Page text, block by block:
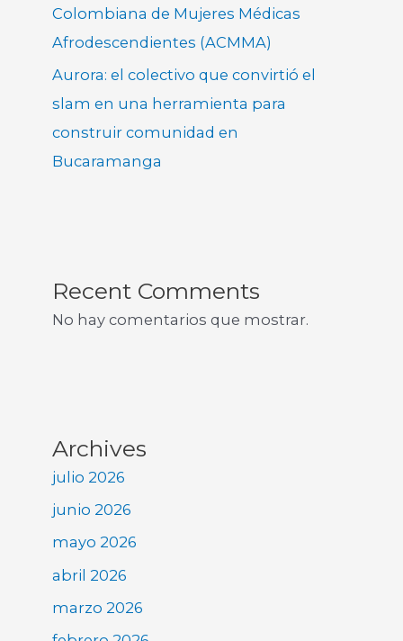
Colombiana de Mujeres Médicas
Afrodescendientes (ACMMA)
Aurora: el colectivo que convirtió el
slam en una herramienta para
construir comunidad en
Bucaramanga
Recent Comments
No hay comentarios que mostrar.
Archives
julio 2026
junio 2026
mayo 2026
abril 2026
marzo 2026